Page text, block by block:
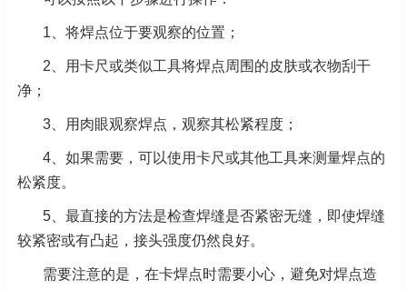
1、将焊点位于要观察的位置；
2、用卡尺或类似工具将焊点周围的皮肤或衣物刮干
净；
3、用肉眼观察焊点，观察其松紧程度；
4、如果需要，可以使用卡尺或其他工具来测量焊点的
松紧度。
5、最直接的方法是检查焊缝是否紧密无缝，即使焊缝
较紧密或有凸起，接头强度仍然良好。
需要注意的是，在卡焊点时需要小心，避免对焊点造